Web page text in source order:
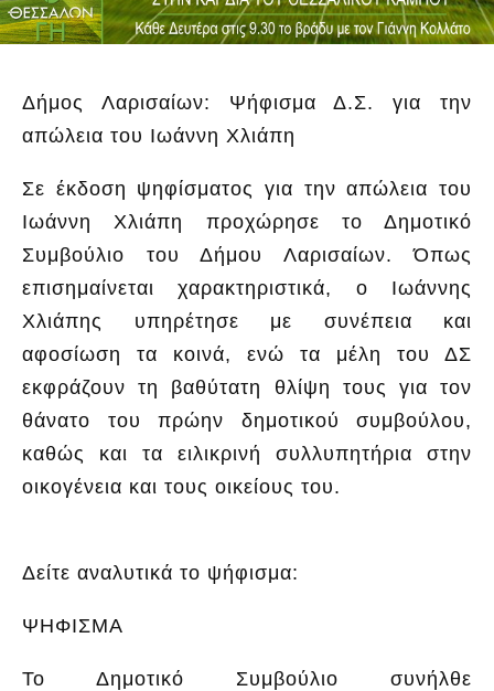
Δήμος Λαρισαίων: Ψήφισμα Δ.Σ. για την
απώλεια του Ιωάννη Χλιάπη
Σε έκδοση ψηφίσματος για την απώλεια του
Ιωάννη Χλιάπη προχώρησε το Δημοτικό
Συμβούλιο του Δήμου Λαρισαίων. Όπως
επισημαίνεται χαρακτηριστικά, ο Ιωάννης
Χλιάπης υπηρέτησε με συνέπεια και
αφοσίωση τα κοινά, ενώ τα μέλη του ΔΣ
εκφράζουν τη βαθύτατη θλίψη τους για τον
θάνατο του πρώην δημοτικού συμβούλου,
καθώς και τα ειλικρινή συλλυπητήρια στην
οικογένεια και τους οικείους του.
Δείτε αναλυτικά το ψήφισμα:
ΨΗΦΙΣΜΑ
Το Δημοτικό Συμβούλιο συνήλθε